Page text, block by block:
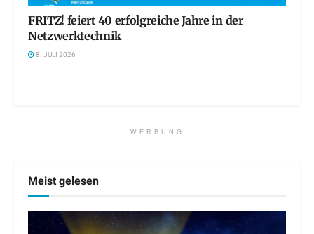
FRITZ! feiert 40 erfolgreiche Jahre in der
Netzwerktechnik
8. JULI 2026
WERBUNG
Meist gelesen